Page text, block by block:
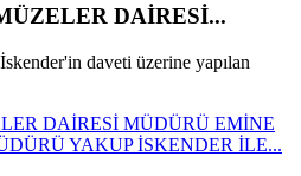
DAİRESİ...
daveti üzerine yapılan
DAİRESİ MÜDÜRÜ EMİNE
YAKUP İSKENDER İLE...